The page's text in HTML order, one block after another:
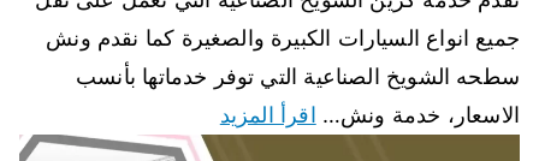
جميع انواع السيارات الكبيرة والصغيرة كما نقدم ونش
سطحه الشويخ الصناعية التي توفر خدماتها بأنسب
الاسعار، خدمة ونش… اقرأ المزيد